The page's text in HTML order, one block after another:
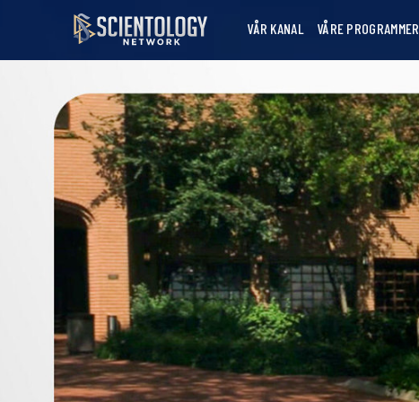
VÅR KANAL VÅRE PROGRAMMER